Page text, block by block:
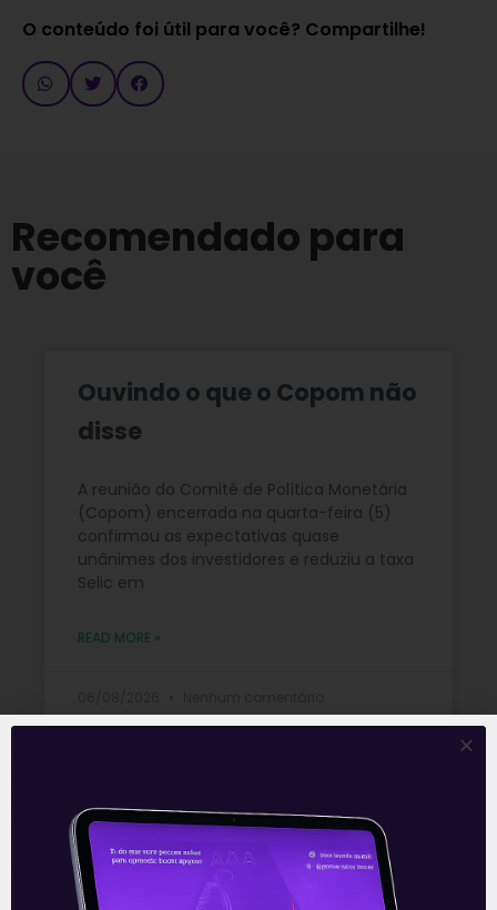
O conteúdo foi útil para você? Compartilhe!
Recomendado para
você
Ouvindo o que o Copom não
disse
A reunião do Comitê de Política Monetária
(Copom) encerrada na quarta-feira (5)
confirmou as expectativas quase
unânimes dos investidores e reduziu a taxa
Selic em
READ MORE »
Multiplan (MULT3) combina
crescimento operacional e
rentabilidade recorde no